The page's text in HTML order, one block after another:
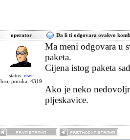
operator Da li ti odgovara ovakvo
status: user
broj poruka: 4319
Ma meni odgovara u
paketa.
Cijena istog paketa
Ako je neko
pljeskavice.